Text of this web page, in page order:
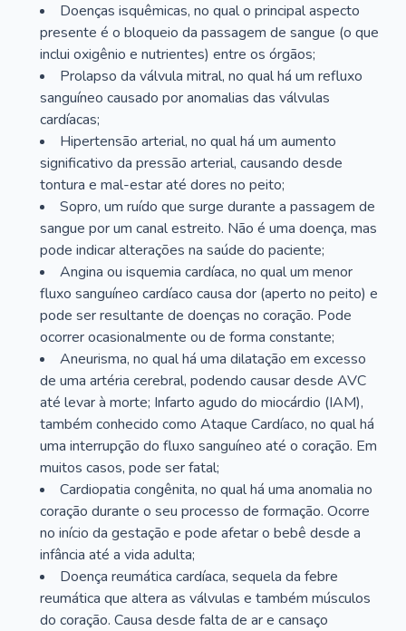
Doenças isquêmicas, no qual o principal aspecto
presente é o bloqueio da passagem de sangue (o que
inclui oxigênio e nutrientes) entre os órgãos;
Prolapso da válvula mitral, no qual há um refluxo
sanguíneo causado por anomalias das válvulas
cardíacas;
Hipertensão arterial, no qual há um aumento
significativo da pressão arterial, causando desde
tontura e mal-estar até dores no peito;
Sopro, um ruído que surge durante a passagem de
sangue por um canal estreito. Não é uma doença, mas
pode indicar alterações na saúde do paciente;
Angina ou isquemia cardíaca, no qual um menor
fluxo sanguíneo cardíaco causa dor (aperto no peito) e
pode ser resultante de doenças no coração. Pode
ocorrer ocasionalmente ou de forma constante;
Aneurisma, no qual há uma dilatação em excesso
de uma artéria cerebral, podendo causar desde AVC
até levar à morte; Infarto agudo do miocárdio (IAM),
também conhecido como Ataque Cardíaco, no qual há
uma interrupção do fluxo sanguíneo até o coração. Em
muitos casos, pode ser fatal;
Cardiopatia congênita, no qual há uma anomalia no
coração durante o seu processo de formação. Ocorre
no início da gestação e pode afetar o bebê desde a
infância até a vida adulta;
Doença reumática cardíaca, sequela da febre
reumática que altera as válvulas e também músculos
do coração. Causa desde falta de ar e cansaço